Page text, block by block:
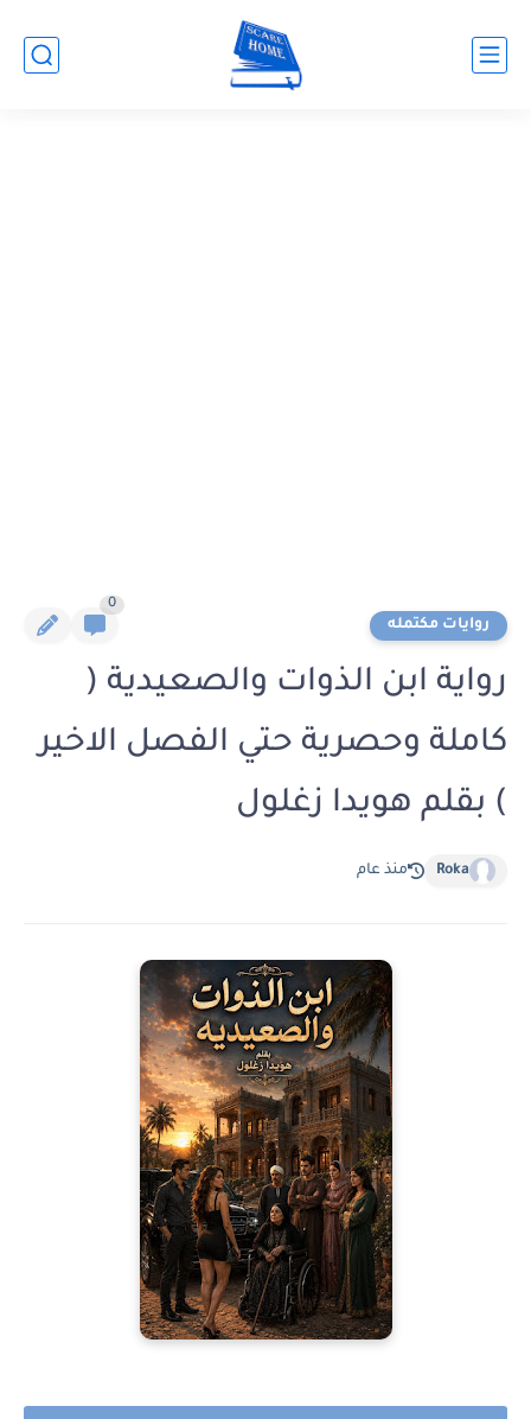
روايات مكتمله
0
رواية ابن الذوات والصعيدية (
كاملة وحصرية حتي الفصل الاخير
) بقلم هويدا زغلول
Roka منذ عام